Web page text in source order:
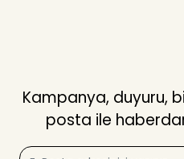
Kampanya, duyuru,
posta ile